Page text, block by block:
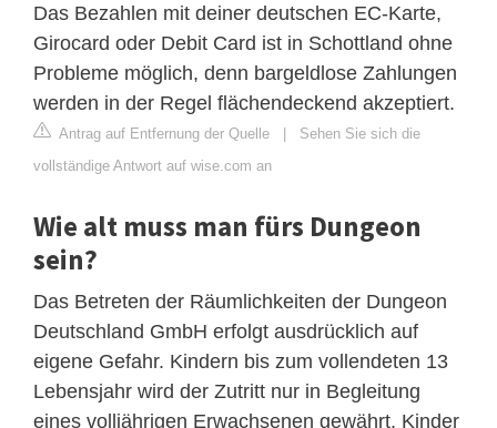
Das Bezahlen mit deiner deutschen EC-Karte,
Girocard oder Debit Card ist in Schottland ohne
Probleme möglich, denn bargeldlose Zahlungen
werden in der Regel flächendeckend akzeptiert.
Antrag auf Entfernung der Quelle | Sehen Sie sich die
vollständige Antwort auf wise.com an
Wie alt muss man fürs Dungeon
sein?
Das Betreten der Räumlichkeiten der Dungeon
Deutschland GmbH erfolgt ausdrücklich auf
eigene Gefahr. Kindern bis zum vollendeten 13
Lebensjahr wird der Zutritt nur in Begleitung
eines volljährigen Erwachsenen gewährt. Kinder